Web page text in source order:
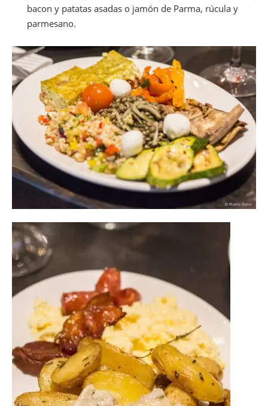
bacon y patatas asadas o jamón de Parma, rúcula y
parmesano.